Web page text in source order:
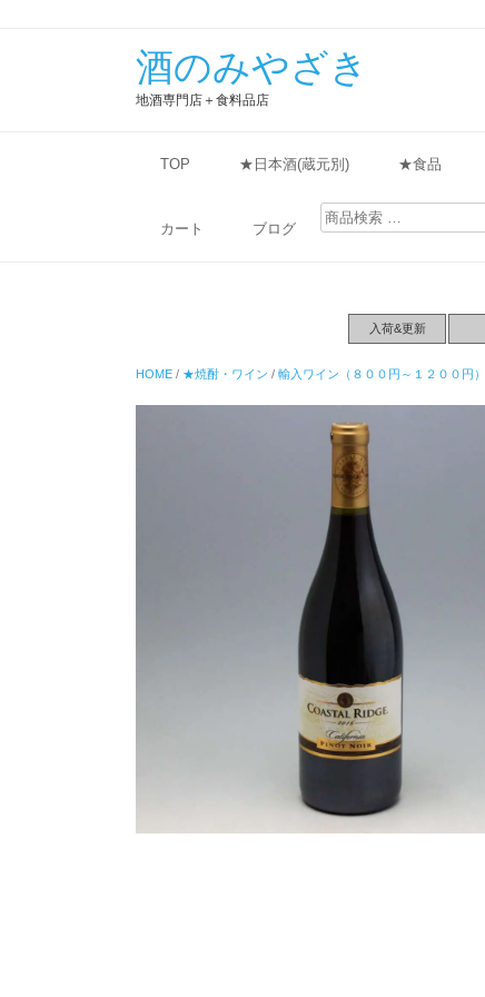
酒のみやざき
地酒専門店＋食料品店
TOP ★日本酒(蔵元別) ★食品
カート ブログ
検
索
入荷&更新
HOME / ★焼酎・ワイン / 輸入ワイン（８００円～１２００円）